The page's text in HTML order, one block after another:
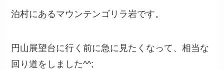
泊村にあるマウンテンゴリラ岩です。
円山展望台に行く前に急に見たくなって、相当な
回り道をしました^^;